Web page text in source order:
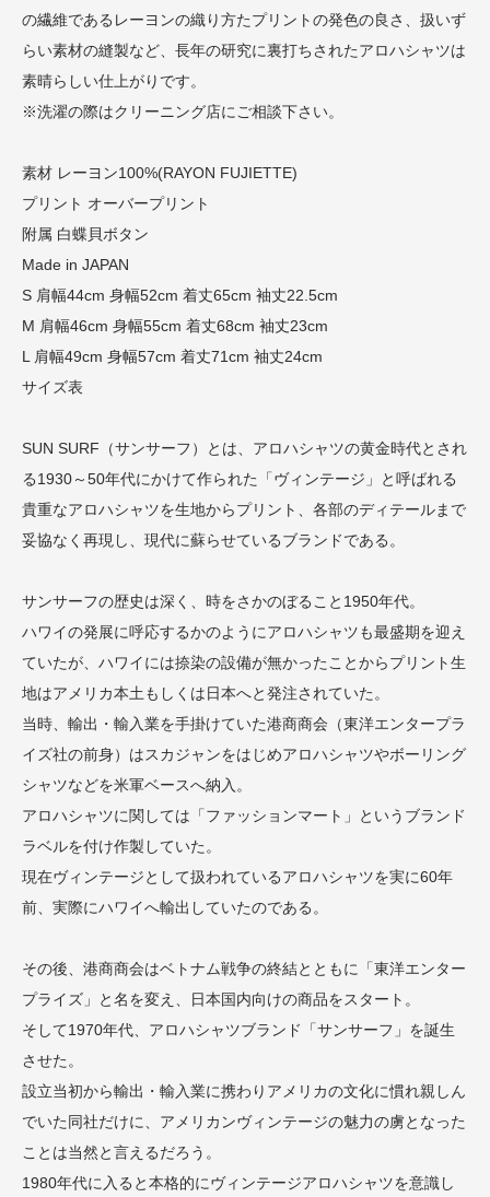
の繊維であるレーヨンの織り方たプリントの発色の良さ、扱いず
らい素材の縫製など、長年の研究に裏打ちされたアロハシャツは
素晴らしい仕上がりです。
※洗濯の際はクリーニング店にご相談下さい。
素材 レーヨン100%(RAYON FUJIETTE)
プリント オーバープリント
附属 白蝶貝ボタン
Made in JAPAN
S 肩幅44cm 身幅52cm 着丈65cm 袖丈22.5cm
M 肩幅46cm 身幅55cm 着丈68cm 袖丈23cm
L 肩幅49cm 身幅57cm 着丈71cm 袖丈24cm
サイズ表
SUN SURF（サンサーフ）とは、アロハシャツの黄金時代とされ
る1930～50年代にかけて作られた「ヴィンテージ」と呼ばれる
貴重なアロハシャツを生地からプリント、各部のディテールまで
妥協なく再現し、現代に蘇らせているブランドである。
サンサーフの歴史は深く、時をさかのぼること1950年代。
ハワイの発展に呼応するかのようにアロハシャツも最盛期を迎え
ていたが、ハワイには捺染の設備が無かったことからプリント生
地はアメリカ本土もしくは日本へと発注されていた。
当時、輸出・輸入業を手掛けていた港商商会（東洋エンタープラ
イズ社の前身）はスカジャンをはじめアロハシャツやボーリング
シャツなどを米軍ベースへ納入。
アロハシャツに関しては「ファッションマート」というブランド
ラベルを付け作製していた。
現在ヴィンテージとして扱われているアロハシャツを実に60年
前、実際にハワイへ輸出していたのである。
その後、港商商会はベトナム戦争の終結とともに「東洋エンター
プライズ」と名を変え、日本国内向けの商品をスタート。
そして1970年代、アロハシャツブランド「サンサーフ」を誕生
させた。
設立当初から輸出・輸入業に携わりアメリカの文化に慣れ親しん
でいた同社だけに、アメリカンヴィンテージの魅力の虜となった
ことは当然と言えるだろう。
1980年代に入ると本格的にヴィンテージアロハシャツを意識し